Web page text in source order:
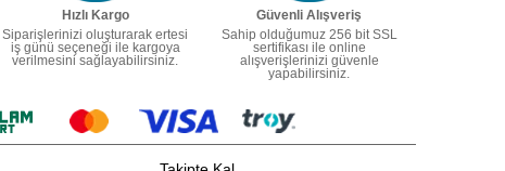
Hızlı Kargo
Siparişlerinizi oluşturarak ertesi
iş günü seçeneği ile kargoya
verilmesini sağlayabilirsiniz.
Güvenli Alışveriş
Sahip olduğumuz 256 bit SSL
sertifikası ile online
alışverişlerinizi güvenle
yapabilirsiniz.